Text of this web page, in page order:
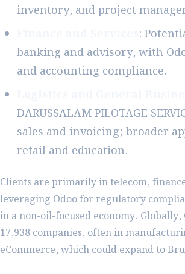
inventory, and project
:
banking and advisory, with
and accounting compliance.
DARUSSALAM PILOTAGE
sales and invoicing; broader
retail and education.
Clients are primarily in telecom,
leveraging Odoo for regulatory
in a non-oil-focused economy. Globally,
17,938 companies, often in
eCommerce, which could expand to